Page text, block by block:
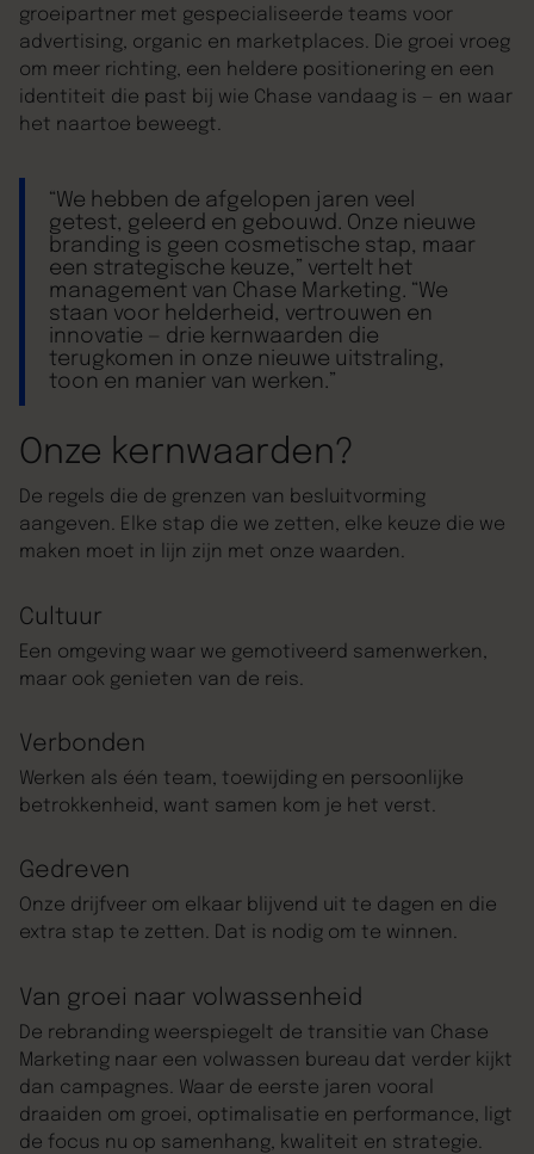
groeipartner met gespecialiseerde teams voor
advertising, organic en marketplaces. Die groei vroeg
om meer richting, een heldere positionering en een
identiteit die past bij wie Chase vandaag is — en waar
het naartoe beweegt.
“We hebben de afgelopen jaren veel
getest, geleerd en gebouwd. Onze nieuwe
branding is geen cosmetische stap, maar
een strategische keuze,” vertelt het
management van Chase Marketing. “We
staan voor helderheid, vertrouwen en
innovatie — drie kernwaarden die
terugkomen in onze nieuwe uitstraling,
toon en manier van werken.”
Onze kernwaarden?
De regels die de grenzen van besluitvorming
aangeven. Elke stap die we zetten, elke keuze die we
maken moet in lijn zijn met onze waarden.
Cultuur
Een omgeving waar we gemotiveerd samenwerken,
maar ook genieten van de reis.
Verbonden
Werken als één team, toewijding en persoonlijke
betrokkenheid, want samen kom je het verst.
Gedreven
Onze drijfveer om elkaar blijvend uit te dagen en die
extra stap te zetten. Dat is nodig om te winnen.
Van groei naar volwassenheid
De rebranding weerspiegelt de transitie van Chase
Marketing naar een volwassen bureau dat verder kijkt
dan campagnes. Waar de eerste jaren vooral
draaiden om groei, optimalisatie en performance, ligt
de focus nu op samenhang, kwaliteit en strategie.